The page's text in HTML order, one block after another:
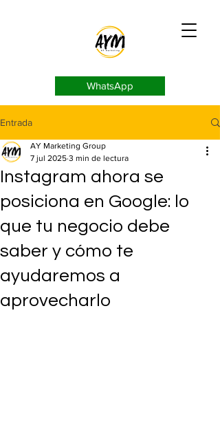
WhatsApp
Entrada
Instagram ahora se
posiciona en Google: lo
que tu negocio debe
saber y cómo te
ayudaremos a
aprovecharlo
AY Marketing Group
7 jul 2025 3 min de lectura